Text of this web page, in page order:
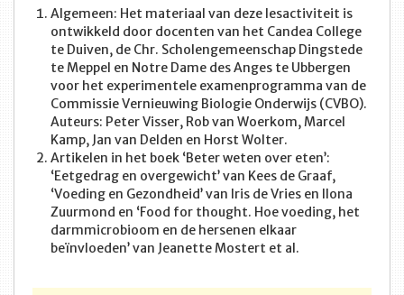
Algemeen: Het materiaal van deze lesactiviteit is
ontwikkeld door docenten van het Candea College
te Duiven, de Chr. Scholengemeenschap Dingstede
te Meppel en Notre Dame des Anges te Ubbergen
voor het experimentele examenprogramma van de
Commissie Vernieuwing Biologie Onderwijs (CVBO).
Auteurs: Peter Visser, Rob van Woerkom, Marcel
Kamp, Jan van Delden en Horst Wolter.
Artikelen in het boek ‘Beter weten over eten’:
‘Eetgedrag en overgewicht’ van Kees de Graaf,
‘Voeding en Gezondheid’ van Iris de Vries en Ilona
Zuurmond en ‘Food for thought. Hoe voeding, het
darmmicrobioom en de hersenen elkaar
beïnvloeden’ van Jeanette Mostert et al.